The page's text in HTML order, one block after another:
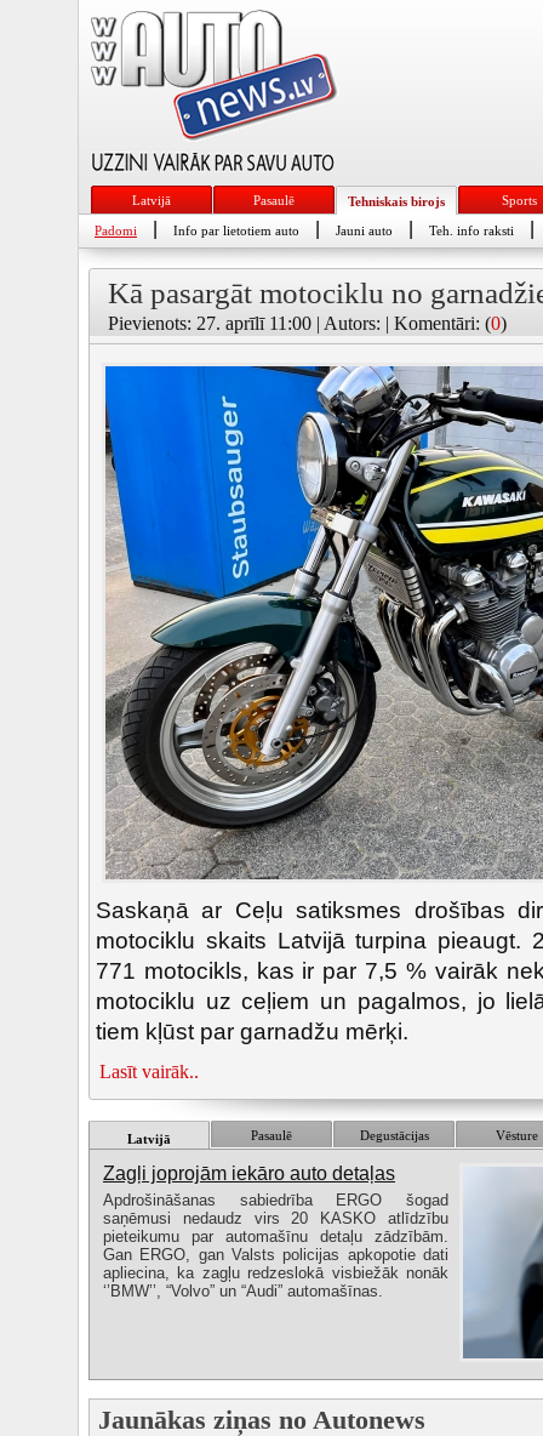
Latvijā Pasaulē Tehniskais birojs Sports
Padomi Info par lietotiem auto Jauni auto Teh. info raksti
Kā pasargāt motociklu no
Pievienots: 27. aprīlī 11:00 | Autors: | Komentāri: (0)
Saskaņā ar Ceļu satiksmes drošības
motociklu skaits Latvijā turpina pieaugt.
771 motocikls, kas ir par 7,5 % vairāk
motociklu uz ceļiem un pagalmos, jo
tiem kļūst par garnadžu mērķi.
Lasīt vairāk..
Latvijā Pasaulē Degustācijas Vēsture
Zagļi joprojām iekāro auto detaļas
Apdrošināšanas sabiedrība ERGO šogad
saņēmusi nedaudz virs 20 KASKO atlīdzību
pieteikumu par automašīnu detaļu zādzībām.
Gan ERGO, gan Valsts policijas apkopotie dati
apliecina, ka zagļu redzeslokā visbiežāk nonāk
‘’BMW’’, “Volvo” un “Audi” automašīnas.
Jaunākas ziņas no Autonews